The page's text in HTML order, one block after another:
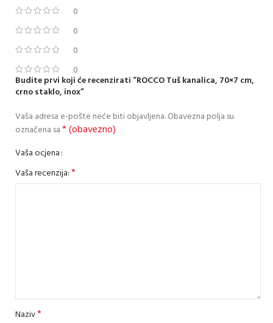
0
0
0
0
Budite prvi koji će recenzirati “ROCCO Tuš kanalica, 70×7 cm,
crno staklo, inox”
Vaša adresa e-pošte neće biti objavljena.Obavezna polja su
označena sa* (obavezno)
Vaša ocjena
Vaša recenzija:*
Naziv*